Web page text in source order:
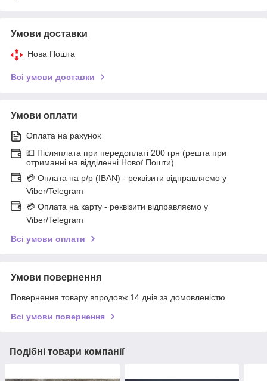
Умови доставки
Нова Пошта
Всі умови доставки
Умови оплати
Оплата на рахунок
💵 Післяплата при передоплаті 200 грн (решта при
отриманні на відділенні Нової Пошти)
💳 Оплата на р/р (IBAN) - реквізити відправляємо у
Viber/Telegram
💳 Оплата на карту - реквізити відправляємо у
Viber/Telegram
Всі умови оплати
Умови повернення
Повернення товару впродовж 14 днів за домовленістю
Всі умови повернення
Подібні товари компанії